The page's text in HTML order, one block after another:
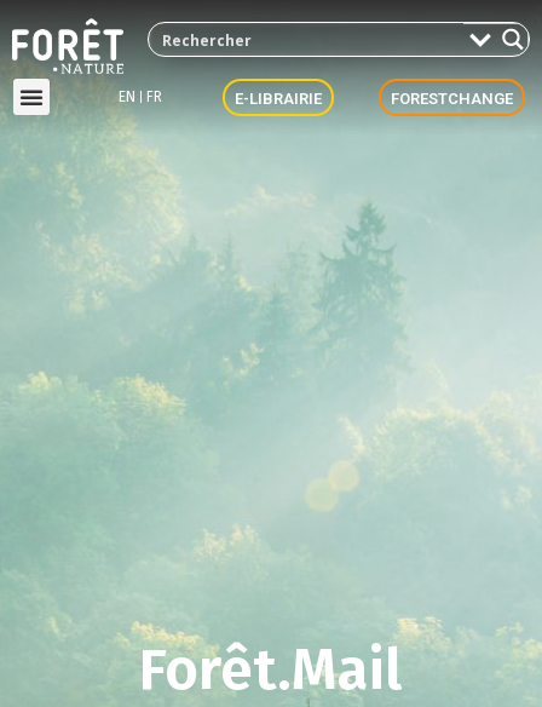
EN FR E-LIBRAIRIE FORESTCHANGE
Forêt.Mail